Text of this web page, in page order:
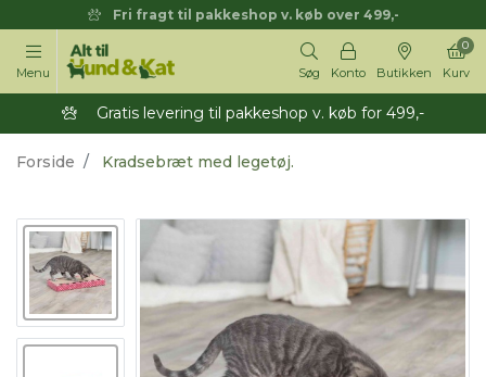
Fri fragt til pakkeshop v. køb over 499,-
Menu Søg Konto Butikken Kurv
0
Gratis levering til pakkeshop v. køb for 499,-
Forside Kradsebræt med legetøj.